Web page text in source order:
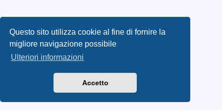
Questo sito utilizza cookie al fine di fornire la
migliore navigazione possibile
Ulteriori informazioni
Accetto